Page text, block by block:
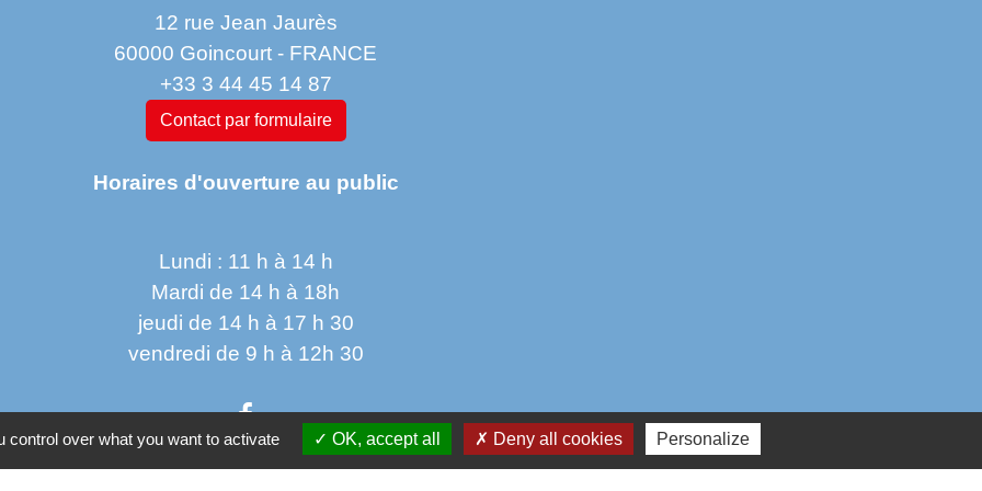
12 rue Jean Jaurès
60000 Goincourt - FRANCE
+33 3 44 45 14 87
Contact par formulaire
Horaires d'ouverture au public
Lundi : 11 h à 14 h
Mardi de 14 h à 18h
jeudi de 14 h à 17 h 30
vendredi de 9 h à 12h 30
over what you want to activate OK, accept all Deny all cookies Personalize